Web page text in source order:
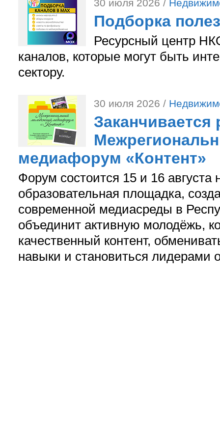
30 июля 2026 /
Подборка
Ресурсный центр
каналов, которые могут быть
сектору.
30 июля 2026 /
Заканчивается
медиафорум «Контент»
Форум состоится 15 и 16
образовательная площадка,
современной медиасреды в
объединит активную молодёжь,
качественный контент,
навыки и становиться лидерами